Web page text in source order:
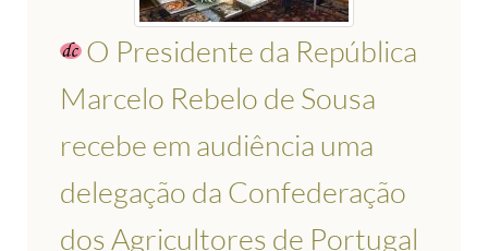
O Presidente da República
Marcelo Rebelo de Sousa
recebe em audiência uma
delegação da Confederação
dos Agricultores de Portugal